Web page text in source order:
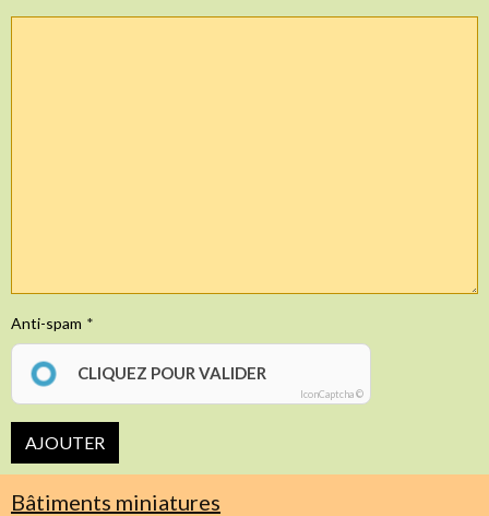
Anti-spam
CLIQUEZ POUR VALIDER
IconCaptcha ©
AJOUTER
Bâtiments miniatures